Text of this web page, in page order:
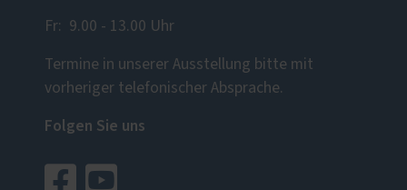
Fr: 9.00 - 13.00 Uhr
Termine in unserer Ausstellung bitte mit
vorheriger telefonischer Absprache.
Folgen Sie uns